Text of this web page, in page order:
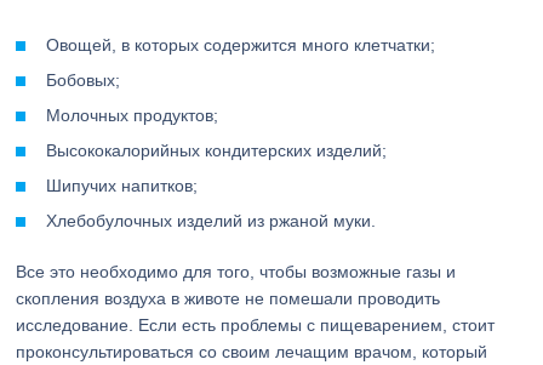
Овощей, в которых содержится много клетчатки;
Бобовых;
Молочных продуктов;
Высококалорийных кондитерских изделий;
Шипучих напитков;
Хлебобулочных изделий из ржаной муки.
Все это необходимо для того, чтобы возможные газы и
скопления воздуха в животе не помешали проводить
исследование. Если есть проблемы с пищеварением, стоит
проконсультироваться со своим лечащим врачом, который